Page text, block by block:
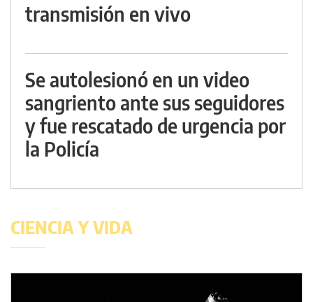
transmisión en vivo
Se autolesionó en un video
sangriento ante sus seguidores
y fue rescatado de urgencia por
la Policía
CIENCIA Y VIDA